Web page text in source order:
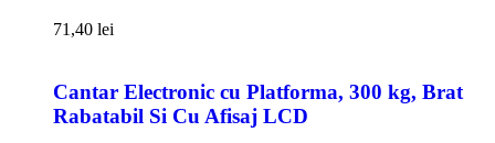
71,40 lei
Cantar Electronic cu Platforma, 300 kg, Brat
Rabatabil Si Cu Afisaj LCD